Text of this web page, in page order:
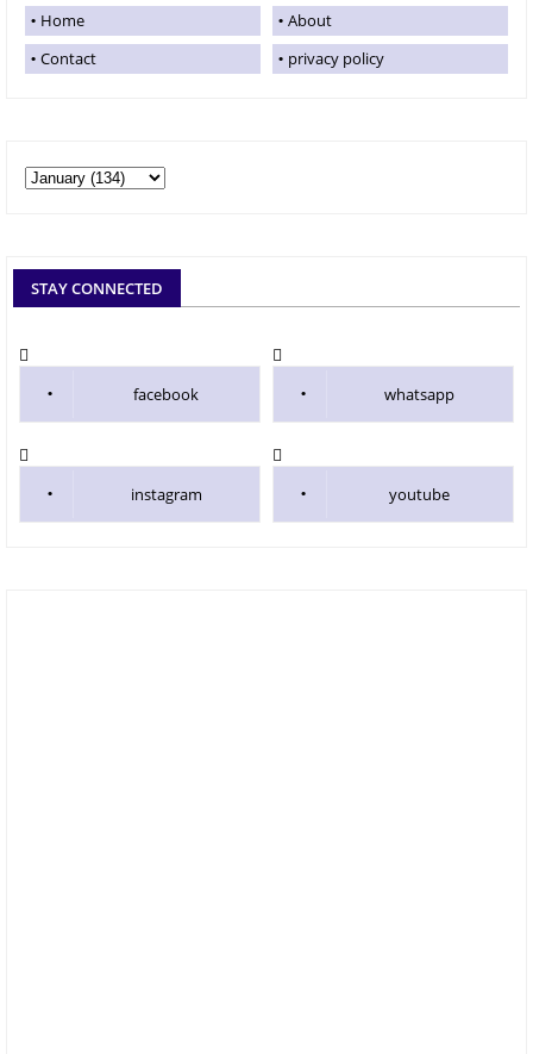
Home
About
Contact
privacy policy
STAY CONNECTED
facebook whatsapp
instagram youtube